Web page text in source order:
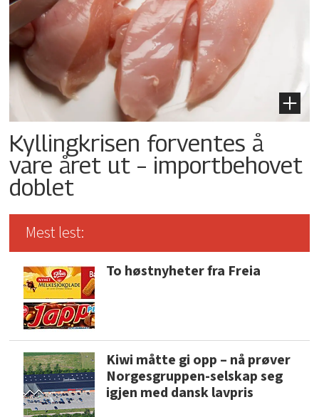
Kyllingkrisen forventes å
vare året ut – importbehovet
doblet
Mest lest:
To høstnyheter fra Freia
Kiwi måtte gi opp – nå prøver
Norgesgruppen-selskap seg
igjen med dansk lavpris